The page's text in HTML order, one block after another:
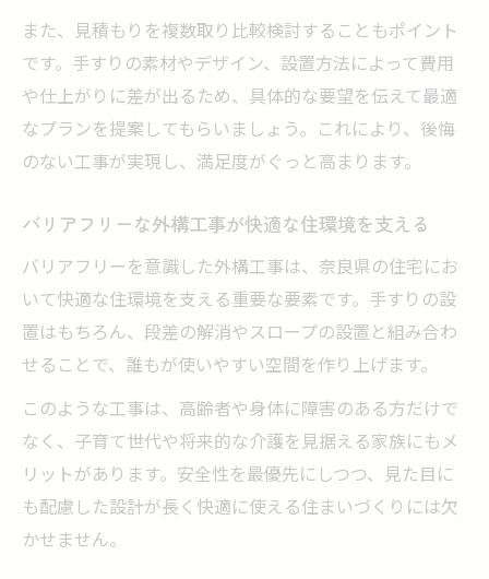
また、見積もりを複数取り比較検討することもポイント
です。手すりの素材やデザイン、設置方法によって費用
や仕上がりに差が出るため、具体的な要望を伝えて最適
なプランを提案してもらいましょう。これにより、後悔
のない工事が実現し、満足度がぐっと高まります。
バリアフリーな外構工事が快適な住環境を支える
バリアフリーを意識した外構工事は、奈良県の住宅にお
いて快適な住環境を支える重要な要素です。手すりの設
置はもちろん、段差の解消やスロープの設置と組み合わ
せることで、誰もが使いやすい空間を作り上げます。
このような工事は、高齢者や身体に障害のある方だけで
なく、子育て世代や将来的な介護を見据える家族にもメ
リットがあります。安全性を最優先にしつつ、見た目に
も配慮した設計が長く快適に使える住まいづくりには欠
かせません。